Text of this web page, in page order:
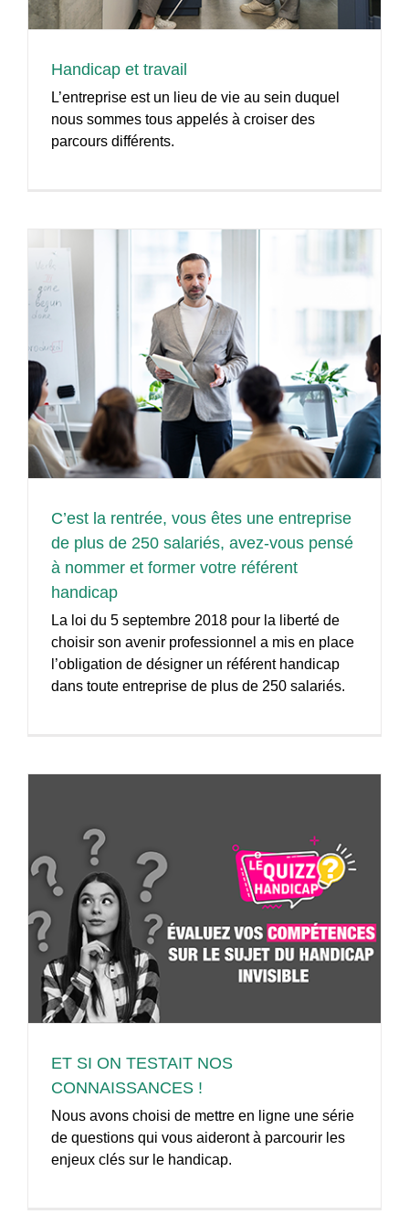
Handicap et travail
L’entreprise est un lieu de vie au sein duquel
nous sommes tous appelés à croiser des
parcours différents.
C’est la rentrée, vous êtes une entreprise
de plus de 250 salariés, avez-vous pensé
à nommer et former votre référent
handicap
La loi du 5 septembre 2018 pour la liberté de
choisir son avenir professionnel a mis en place
l’obligation de désigner un référent handicap
dans toute entreprise de plus de 250 salariés.
ET SI ON TESTAIT NOS
CONNAISSANCES !
Nous avons choisi de mettre en ligne une série
de questions qui vous aideront à parcourir les
enjeux clés sur le handicap.